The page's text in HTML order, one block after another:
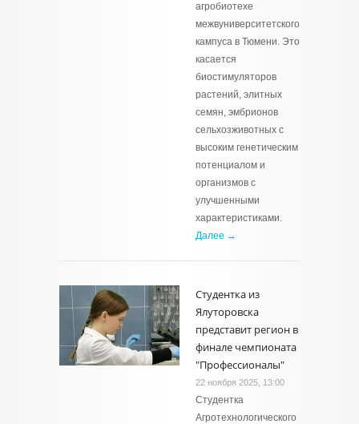
агробиотехе
межвуниверситетского
кампуса в Тюмени. Это
касается
биостимуляторов
растений, элитных
семян, эмбрионов
сельхозживотных с
высоким генетическим
потенциалом и
организмов с
улучшенными
характеристиками.
Далее →
Студентка из
Ялуторовска
представит регион в
финале чемпионата
"Профессионалы"
22 ноября 2025, 13:00
Студентка
Агротехнологического